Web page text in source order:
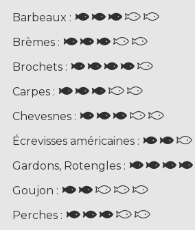
Barbeaux :
Brèmes :
Brochets :
Carpes :
Chevesnes :
Écrevisses américaines :
Gardons, Rotengles :
Goujon :
Perches :